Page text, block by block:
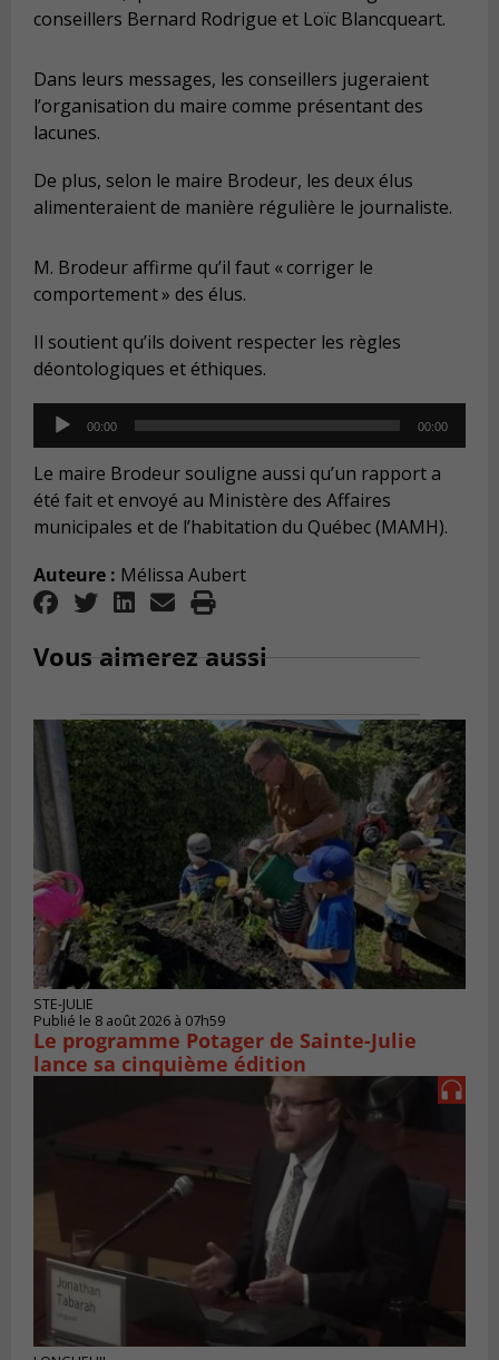
conseillers Bernard Rodrigue et Loïc Blancqueart.
Dans leurs messages, les conseillers jugeraient
l’organisation du maire comme présentant des
lacunes.
De plus, selon le maire Brodeur, les deux élus
alimenteraient de manière régulière le journaliste.
M. Brodeur affirme qu’il faut « corriger le
comportement » des élus.
Il soutient qu’ils doivent respecter les règles
déontologiques et éthiques.
Audio
Player
00:00 00:00
Le maire Brodeur souligne aussi qu’un rapport a
été fait et envoyé au Ministère des Affaires
municipales et de l’habitation du Québec (MAMH).
Auteure : Mélissa Aubert
Vous aimerez aussi
STE-JULIE
Publié le 8 août 2026 à 07h59
Le programme Potager de Sainte-Julie
lance sa cinquième édition